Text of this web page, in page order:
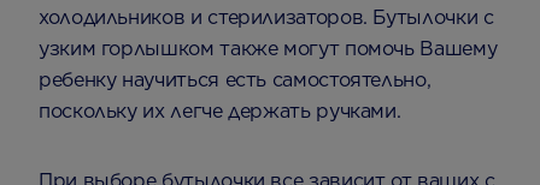
холодильников и стерилизаторов. Бутылочки с
узким горлышком также могут помочь Вашему
ребенку научиться есть самостоятельно,
поскольку их легче держать ручками.